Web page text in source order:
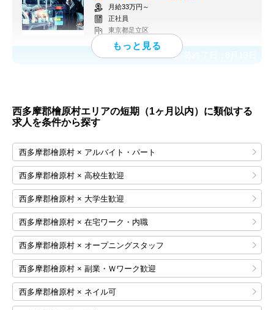
月給33万円～
正社員
東京都足立区
応募終了日：
西多摩郡檜原村エリアの短期（1ヶ月以内）に類似する
求人を条件から探す
西多摩郡檜原村 × アルバイト・パート
西多摩郡檜原村 × 高校生歓迎
西多摩郡檜原村 × 大学生歓迎
西多摩郡檜原村 × 在宅ワーク・内職
西多摩郡檜原村 × オープニングスタッフ
西多摩郡檜原村 × 副業・Ｗワーク歓迎
西多摩郡檜原村 × ネイル可